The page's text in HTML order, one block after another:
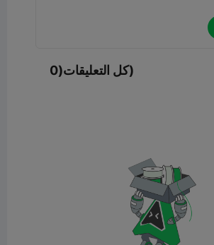
كل التعليقات(0)